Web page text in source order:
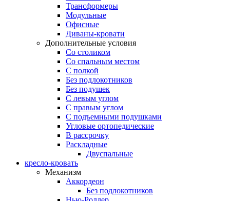
Трансформеры
Модульные
Офисные
Диваны-кровати
Дополнительные условия
Со столиком
Со спальным местом
С полкой
Без подлокотников
Без подушек
C левым углом
C правым углом
С подъемными подушками
Угловые ортопедические
В рассрочку
Раскладные
Двуспальные
кресло-кровать
Механизм
Аккордеон
Без подлокотников